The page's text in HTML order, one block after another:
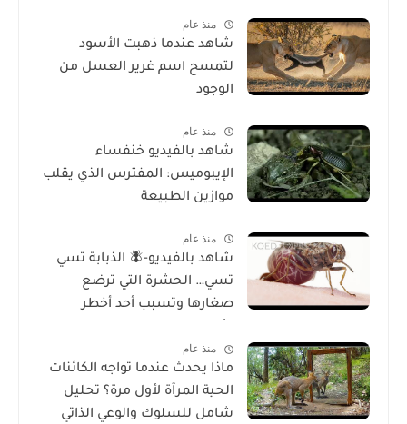
منذ عام
شاهد عندما ذهبت الأسود
لتمسح اسم غرير العسل من
الوجود
منذ عام
شاهد بالفيديو خنفساء
الإيبوميس: المفترس الذي يقلب
موازين الطبيعة
منذ عام
شاهد بالفيديو-🪰 الذبابة تسي
تسي… الحشرة التي ترضع
صغارها وتسبب أحد أخطر
منذ عام
ماذا يحدث عندما تواجه الكائنات
الحية المرآة لأول مرة؟ تحليل
شامل للسلوك والوعي الذاتي